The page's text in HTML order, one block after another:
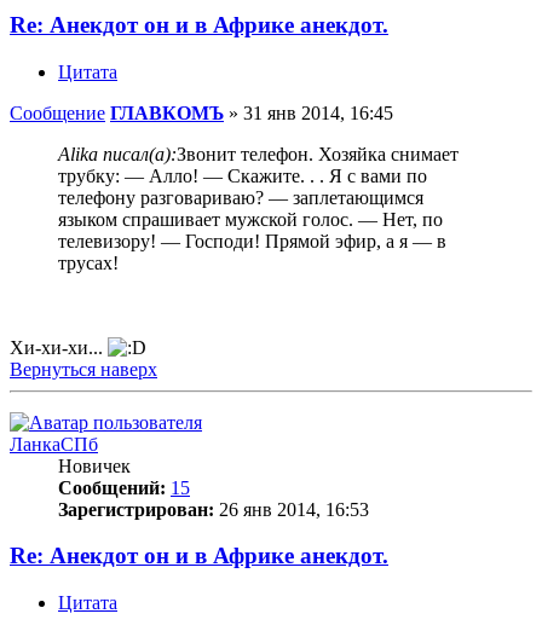
Re: Анекдот он и в Африке анекдот.
Цитата
Сообщение ГЛАВКОМЪ » 31 янв 2014, 16:45
Alika писал(а):Звонит телефон. Хозяйка снимает
трубку: — Алло! — Скажите. . . Я с вами по
телефону разговариваю? — заплетающимся
языком спрашивает мужской голос. — Нет, по
телевизору! — Господи! Прямой эфир, а я — в
трусах!
Хи-хи-хи...
Вернуться наверх
ЛанкаСПб
Новичек
Сообщений: 15
Зарегистрирован: 26 янв 2014, 16:53
Re: Анекдот он и в Африке анекдот.
Цитата